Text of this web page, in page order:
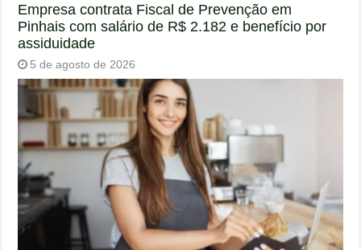
Empresa contrata Fiscal de Prevenção em
Pinhais com salário de R$ 2.182 e benefício por
assiduidade
5 de agosto de 2026